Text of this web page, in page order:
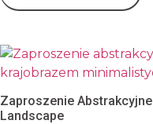
Zaproszenie Abstrakcyjne
Landscape